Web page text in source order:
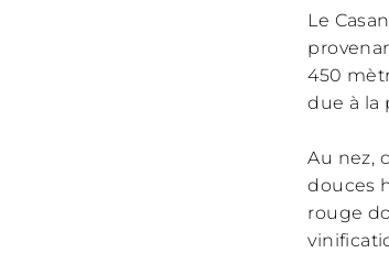
Le
450
due à la
Au nez,
douces
rouge